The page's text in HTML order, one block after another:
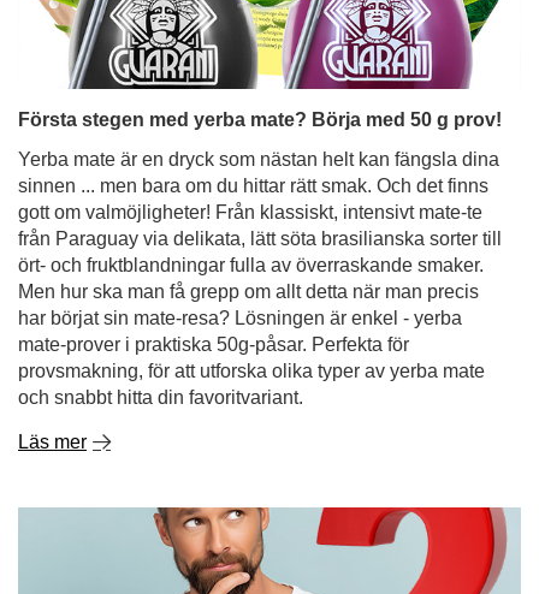
Yerba mate är en dryck som nästan helt kan fängsla dina
sinnen ... men bara om du hittar rätt smak. Och det finns
gott om valmöjligheter! Från klassiskt, intensivt mate-te
från Paraguay via delikata, lätt söta brasilianska sorter till
ört- och fruktblandningar fulla av överraskande smaker.
har börjat sin mate-resa? Lösningen är enkel - yerba
mate-prover i praktiska 50g-påsar. Perfekta för
provsmakning, för att utforska olika typer av yerba mate
och snabbt hitta din favoritvariant.
Läs mer